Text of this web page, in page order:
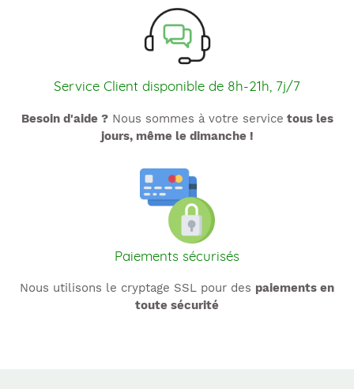
Service Client disponible de 8h-21h, 7j/7
Besoin d'aide ?Nous sommes à votre service tous les
jours, même le dimanche !
Paiements sécurisés
Nous utilisons le cryptage SSL pour des paiements en
toute sécurité